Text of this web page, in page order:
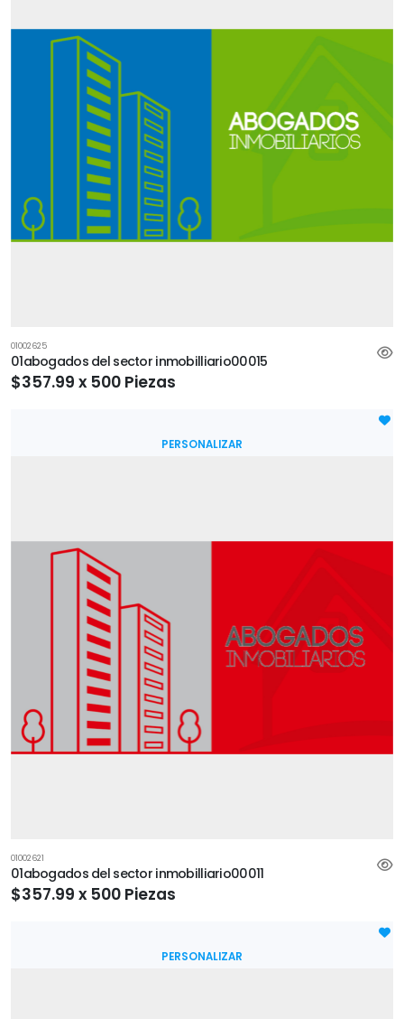
01002625
01abogados del sector inmobilliario00015
$357.99 x 500 Piezas
PERSONALIZAR
01002621
01abogados del sector inmobilliario00011
$357.99 x 500 Piezas
PERSONALIZAR